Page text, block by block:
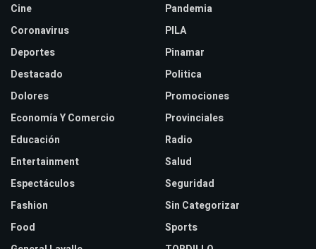
Cine
Coronavirus
Deportes
Destacado
Dolores
Economía Y Comercio
Educación
Entertainment
Espectáculos
Fashion
Food
Pandemia
PILA
Pinamar
Politica
Promociones
Provinciales
Radio
Salud
Seguridad
Sin Categorizar
Sports